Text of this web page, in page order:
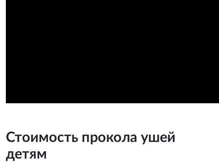
Стоимость прокола ушей
детям